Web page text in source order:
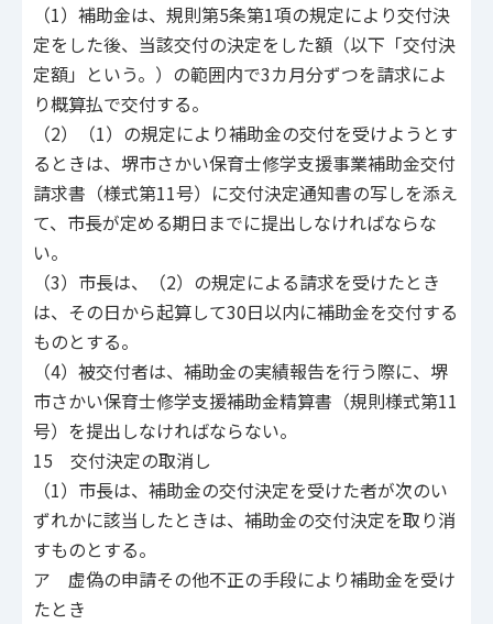
（1）補助金は、規則第5条第1項の規定により交付決
定をした後、当該交付の決定をした額（以下「交付決
定額」という。）の範囲内で3カ月分ずつを請求によ
り概算払で交付する。
（2）（1）の規定により補助金の交付を受けようとす
るときは、堺市さかい保育士修学支援事業補助金交付
請求書（様式第11号）に交付決定通知書の写しを添え
て、市長が定める期日までに提出しなければならな
い。
（3）市長は、（2）の規定による請求を受けたとき
は、その日から起算して30日以内に補助金を交付する
ものとする。
（4）被交付者は、補助金の実績報告を行う際に、堺
市さかい保育士修学支援補助金精算書（規則様式第11
号）を提出しなければならない。
15 交付決定の取消し
（1）市長は、補助金の交付決定を受けた者が次のい
ずれかに該当したときは、補助金の交付決定を取り消
すものとする。
ア 虚偽の申請その他不正の手段により補助金を受け
たとき